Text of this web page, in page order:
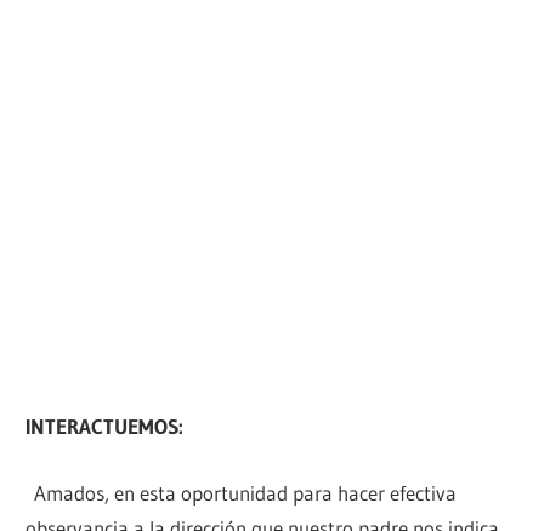
INTERACTUEMOS:
Amados, en esta oportunidad para hacer efectiva